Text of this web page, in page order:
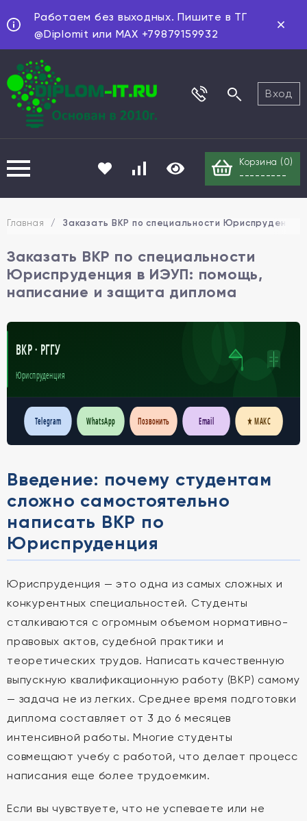
Работаем без выходных. Пишите в ТГ
@Diplomit или MAX +79879159932
Вход
Корзина ( 0)
---------
Главная / Заказать ВКР по специальности
Заказать ВКР по специальности
Юриспруденция в ИЭУП: помощь,
написание и защита диплома
ВКР · РГГУ
Юриспруденция
Telegram WhatsApp Позвонить Email ★ МАКС
Введение: почему студентам
сложно самостоятельно
написать ВКР по
Юриспруденция
Юриспруденция — это одна из самых сложных и
конкурентных специальностей. Студенты
сталкиваются с огромным объемом нормативно-
правовых актов, судебной практики и
теоретических трудов. Написать качественную
выпускную квалификационную работу (ВКР) самому
— задача не из легких. Среднее время подготовки
диплома составляет от 3 до 6 месяцев
интенсивной работы. Многие студенты
совмещают учебу с работой, что делает процесс
написания еще более трудоемким.
Если вы чувствуете, что не успеваете или не